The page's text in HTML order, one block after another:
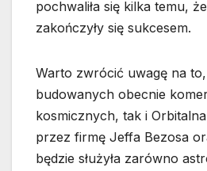
pochwaliła się kilka temu,
zakończyły się sukcesem.
Warto zwrócić uwagę na
budowanych obecnie
kosmicznych, tak i
przez firmę Jeffa Bezosa
będzie służyła zarówno